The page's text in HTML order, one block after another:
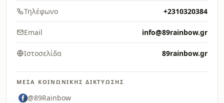
Τηλέφωνο +2310320384
Email info@89rainbow.gr
Ιστοσελίδα 89rainbow.gr
ΜΈΣΑ ΚΟΙΝΩΝΙΚΉΣ ΔΙΚΤΎΩΣΗΣ
@89Rainbow